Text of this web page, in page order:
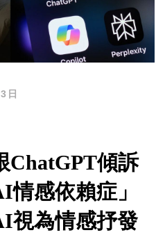
日
ChatGPT傾訴
感依賴症」
視為情感抒發